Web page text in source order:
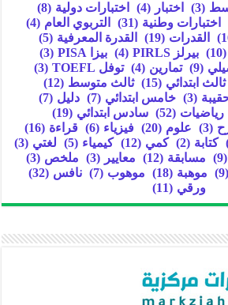
(3) اختبار (4) اختبارات دولية (8)
اختبارات وطنية (31) التربوي العام (4)
القدرات (19) القدرة المعرفية (5)
(10) بيرلز PIRLS (4) بيزا PISA
(3)
(9) تمارين (4) توفل TOEFL
(3)
ثالث ابتدائي (15) ثالث متوسط (12)
(3) خامس ابتدائي (7) دليل (7)
رياضيات (52) سادس ابتدائي (19)
(3) علوم (20) فيزياء (6) قراءة (16)
كتابة (2) كمي (12) كيمياء (5) لغتي (3)
(9) مسابقة (12) معايير (3) ملخص (3)
(9) موهبة (18) موهوب (7) نافس (32)
ورقي (11)